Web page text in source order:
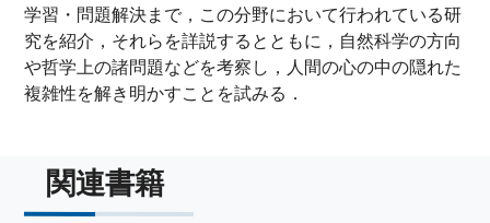
学習・問題解決まで，この分野において行われている研
究を紹介，それらを詳説するとともに，自然科学の方向
や哲学上の諸問題などを考察し，人間の心の中の隠れた
複雑性を解き明かすことを試みる．
関連書籍